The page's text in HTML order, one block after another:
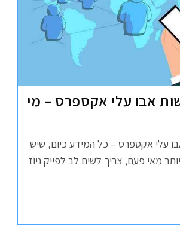
אבו עלי אקספרס – מי
עלי אקספרס – כל המידע כיום, שיש
מאי פעם, צריך לשים לב לפייק ניוז